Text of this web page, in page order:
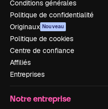
Conditions générales
Politique de confidentialité
Originaux Nouveau
Politique de cookies
Centre de confiance
Affiliés
Entreprises
Notre entreprise